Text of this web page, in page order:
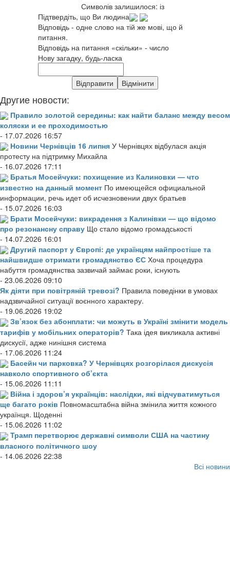
Символів залишилося: із
Підтвердіть, що Ви людина
Відповідь - одне слово на тій же мові, що й
питання.
Відповідь на питання «скільки» - число
Нову загадку, будь-ласка
Другие новости:
Правило золотой середины: как найти баланс между весом
коляски и ее проходимостью
- 17.07.2026 16:57
Новини Чернівців 16 липня У Чернівцях відбулася акція
протесту на підтримку Михайла
- 16.07.2026 17:11
Братья Мосейчуки: похищение из Калиновки — что
известно на данный момент По имеющейся официальной
информации, речь идет об исчезновении двух братьев
- 15.07.2026 16:03
Брати Мосейчуки: викрадення з Калинівки — що відомо
про резонансну справу Що стало відомо громадськості
- 14.07.2026 16:01
Другий паспорт у Європі: де українцям найпростіше та
найшвидше отримати громадянство ЄС Хоча процедура
набуття громадянства зазвичай займає роки, існують
- 23.06.2026 09:10
Як діяти при повітряній тревозі? Правила поведінки в умовах
надзвичайної ситуації воєнного характеру.
- 19.06.2026 19:02
Зв’язок без абонплати: чи можуть в Україні змінити модель
тарифів у мобільних операторів? Така ідея викликала активні
дискусії, адже нинішня система
- 17.06.2026 11:24
Басейн чи парковка? У Чернівцях розгорілася дискусія
навколо спортивного об’єкта
- 15.06.2026 11:11
Війна і здоров’я українців: наслідки, які відчуватимуться
ще багато років Повномасштабна війна змінила життя кожного
українця. Щоденні
- 15.06.2026 11:02
Трамп перетворює державні символи США на частину
власного політичного шоу
- 14.06.2026 22:38
Всі новини